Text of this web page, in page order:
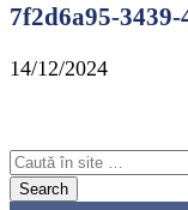
7f2d6a95-
14/12/2024